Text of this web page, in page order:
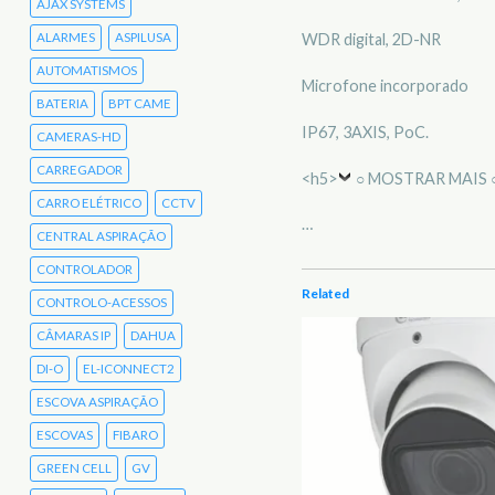
AJAX SYSTEMS
ALARMES ASPILUSA
AUTOMATISMOS
BATERIA BPT CAME
CAMERAS-HD
CARREGADOR
CARRO ELÉTRICO CCTV
CENTRAL ASPIRAÇÃO
CONTROLADOR
CONTROLO-ACESSOS
CÂMARAS IP DAHUA
DI-O EL-ICONNECT2
ESCOVA ASPIRAÇÃO
ESCOVAS FIBARO
GREEN CELL GV
WDR digital, 2D-NR
Microfone incorporado
IP67, 3AXIS, PoC.
<h5> ○ MOSTRAR MAIS
…
Related